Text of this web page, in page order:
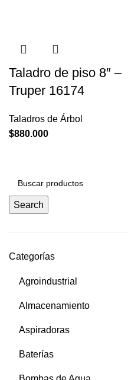
Search
Categorías
Agroindustrial
Almacenamiento
Aspiradoras
Baterías
Taladro de piso 8″ –
Truper 16174
Taladros de Árbol
$880.000